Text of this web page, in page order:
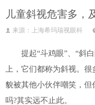
儿童斜视危害多，
来源：上海希玛瑞视眼科
提起“斗鸡眼”、“斜白
上，它们都称为斜视。
貌被其他小伙伴嘲笑，
吗?其实远不止此。